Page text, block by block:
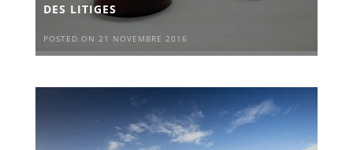
DES LITIGES
POSTED ON 21 NOVEMBRE 2016